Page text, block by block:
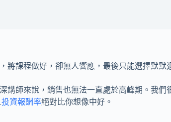
將課程做好，卻無人響應，最後只能選擇默默
師來說，銷售也無法一直處於高峰期。我
投資報酬率絕對比你想像中好。